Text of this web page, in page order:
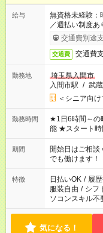
給与
無資格未経験
／週払い制度あ
了次第のお支払
交通費別途
交通費 交通費
勤務地
埼玉県入間市
入間市駅 / 武
＜シニア向
勤務時間
★1日6時間～の時短シフトOK ★
能 ★スタート時
20:00 など 残業なし！ ※Wワークの場合、
週40時間超の
間以上勤務は社
（日雇い派遣の
案内が難しい場
期間
開始日はご相
でも働けます！
特徴 日払いOK / 履
服装自由 / シフ
ソコンスキル不
気になる！